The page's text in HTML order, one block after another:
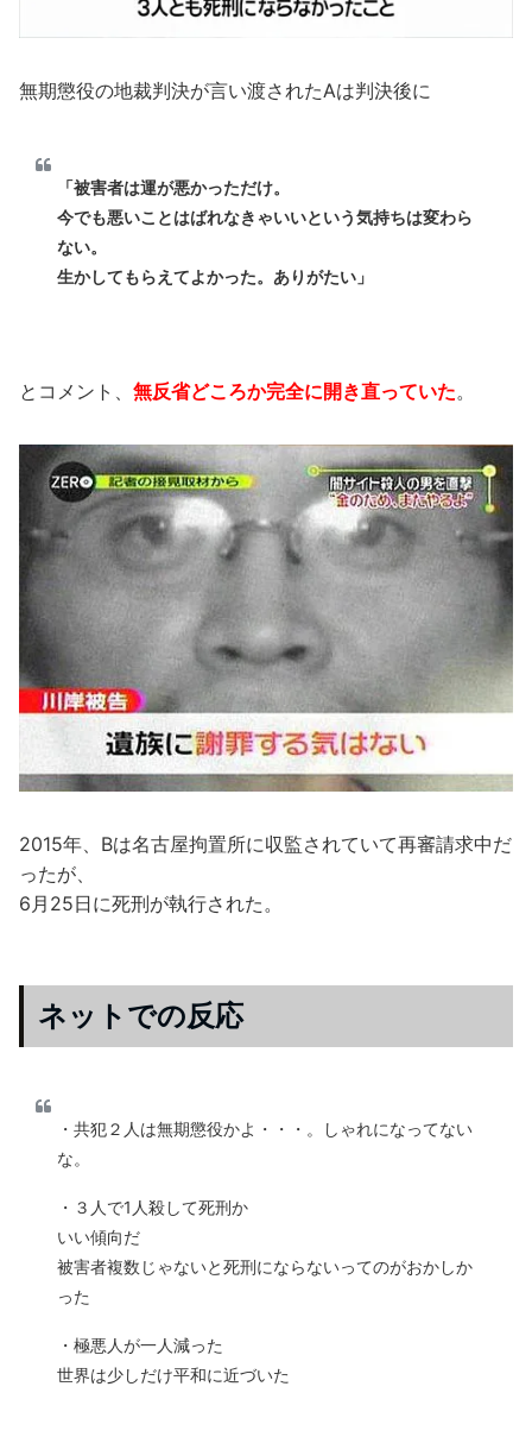
無期懲役の地裁判決が言い渡されたAは判決後に
「被害者は運が悪かっただけ。
今でも悪いことはばれなきゃいいという気持ちは変わら
ない。
生かしてもらえてよかった。ありがたい」
とコメント、 無反省どころか完全に開き直っていた。
2015年、Bは名古屋拘置所に収監されていて再審請求中だ
ったが、
6月25日に死刑が執行された。
ネットでの反応
・共犯２人は無期懲役かよ・・・。しゃれになってない
な。
・３人で1人殺して死刑か
いい傾向だ
被害者複数じゃないと死刑にならないってのがおかしか
った
・極悪人が一人減った
世界は少しだけ平和に近づいた